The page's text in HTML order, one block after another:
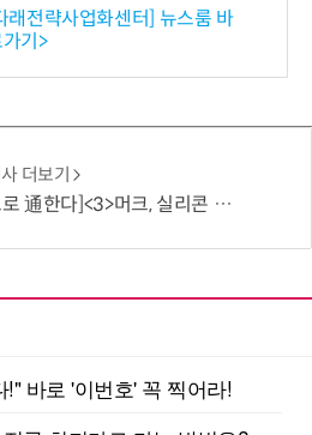
의 비즈니스 미팅 지원…K
이오 해외 진출 교두보 확
래전략사업화센터] 뉴스룸 바
기>
더보기
크, 실리콘 포토닉스 공략 개시…'신성장 동력 확보'